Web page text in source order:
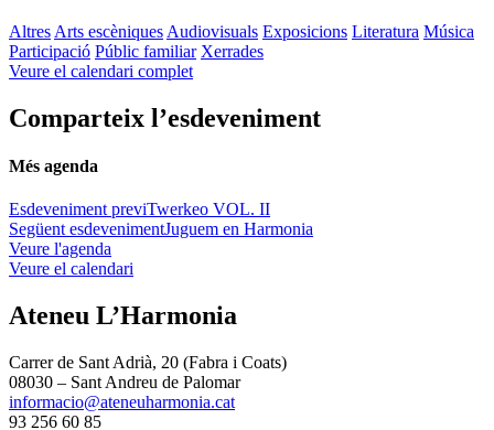
Altres Arts escèniques Audiovisuals Exposicions Literatura Música
Participació Públic familiar Xerrades
Veure el calendari complet
Comparteix l’esdeveniment
Més agenda
Esdeveniment previTwerkeo VOL. II
Següent esdevenimentJuguem en Harmonia
Veure l'agenda
Veure el calendari
Ateneu L’Harmonia
Carrer de Sant Adrià, 20 (Fabra i Coats)
08030 – Sant Andreu de Palomar
informacio@ateneuharmonia.cat
93 256 60 85